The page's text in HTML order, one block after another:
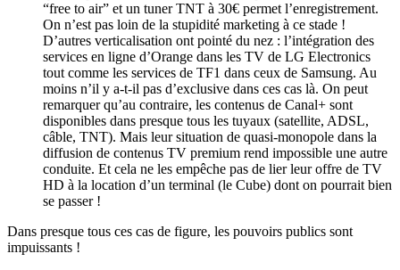
“free to air” et un tuner TNT à 30€ permet l’enregistrement.
On n’est pas loin de la stupidité marketing à ce stade !
D’autres verticalisation ont pointé du nez : l’intégration des
services en ligne d’Orange dans les TV de LG Electronics
tout comme les services de TF1 dans ceux de Samsung. Au
moins n’il y a-t-il pas d’exclusive dans ces cas là. On peut
remarquer qu’au contraire, les contenus de Canal+ sont
disponibles dans presque tous les tuyaux (satellite, ADSL,
câble, TNT). Mais leur situation de quasi-monopole dans la
diffusion de contenus TV premium rend impossible une autre
conduite. Et cela ne les empêche pas de lier leur offre de TV
HD à la location d’un terminal (le Cube) dont on pourrait bien
se passer !
Dans presque tous ces cas de figure, les pouvoirs publics sont
impuissants !